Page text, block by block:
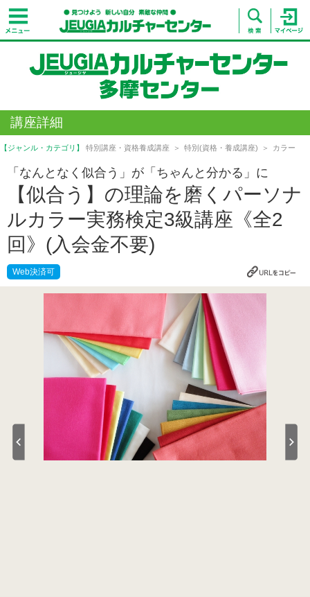
講座詳細
【ジャンル・カテゴリ】 特別講座・資格養成講座 特別(資格・養成講座) カラー
「なんとなく似合う」が「ちゃんと分かる」に
【似合う】の理論を磨くパーソナ
ルカラー実務検定3級講座《全2
回》(入会金不要)
Web決済可